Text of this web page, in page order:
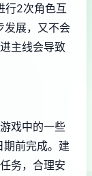
行2次角色互
发展，又不会
主线会导致
戏中的一些
期前完成。建
务，合理安